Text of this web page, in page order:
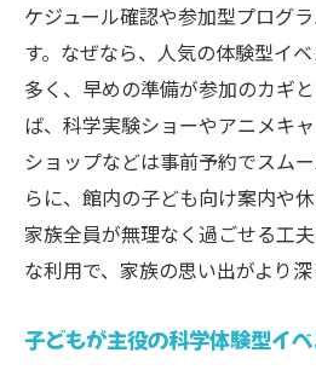
ケジュール確認や参加型プログ
す。なぜなら、人気の体験型イ
多く、早めの準備が参加のカギ
ば、科学実験ショーやアニメキ
ショップなどは事前予約でスム
らに、館内の子ども向け案内や
家族全員が無理なく過ごせる工
な利用で、家族の思い出がより深
子どもが主役の科学体験型イ